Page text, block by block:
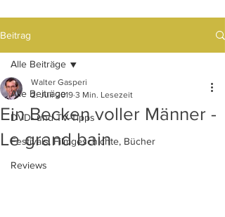
Beitrag
Alle Beiträge
DVD- und TV-Tipps
Festivals, Filmgeschichte, Bücher
Reviews
Alle Beiträge
Ein Becken voller Männer -
Le grand bain
Walter Gasperi
2. Juli 2019 3 Min. Lesezeit